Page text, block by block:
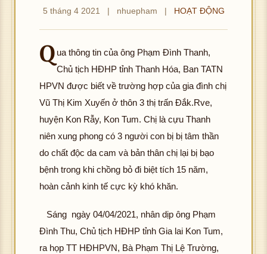
5 tháng 4 2021 | nhuepham | HOẠT ĐỘNG
Q ua thông tin của ông Phạm Đình Thanh,
Chủ tịch HĐHP tỉnh Thanh Hóa, Ban TATN
HPVN được biết về trường hợp của gia đình chị
Vũ Thị Kim Xuyến ở thôn 3 thị trấn Đắk.Rve,
huyện Kon Rẫy, Kon Tum. Chị là cựu Thanh
niên xung phong có 3 người con bị bị tâm thần
do chất độc da cam và bản thân chị lại bị bạo
bệnh trong khi chồng bỏ đi biệt tích 15 năm,
hoàn cảnh kinh tế cực kỳ khó khăn.
Sáng ngày 04/04/2021, nhân dịp ông Phạm
Đình Thu, Chủ tịch HĐHP tỉnh Gia lai Kon Tum,
ra họp TT HĐHPVN, Bà Phạm Thị Lệ Trường,